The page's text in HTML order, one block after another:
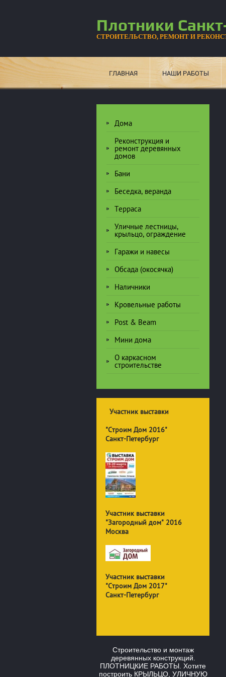
Плотники
СТРОИТЕЛЬСТВО, РЕМОНТ И
ГЛАВНАЯ НАШИ РАБОТЫ
Дома
Реконструкция и
ремонт деревянных
домов
Бани
Беседка, веранда
Терраса
Уличные лестницы,
крыльцо, ограждение
Гаражи и навесы
Обсада (окосячка)
Наличники
Кровельные работы
Post & Beam
Мини дома
О каркасном
строительстве
Участник выставки
"Строим Дом 2016"
Санкт-Петербург
Участник выставки
"Загородный дом" 2016
Москва
Участник выставки
"Строим Дом 2017"
Санкт-Петербург
Строительство и монтаж
деревянных конструкций.
ПЛОТНИЦКИЕ РАБОТЫ. Хотите
построить КРЫЛЬЦО, УЛИЧНУЮ